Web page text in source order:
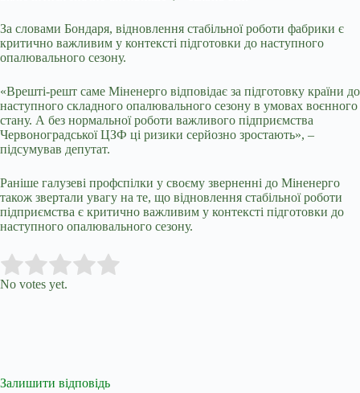
За словами Бондаря, відновлення стабільної роботи фабрики є
критично важливим у контексті підготовки до наступного
опалювального сезону.
«Врешті-решт саме Міненерго відповідає за підготовку країни до
наступного складного опалювального сезону в умовах воєнного
стану. А без нормальної роботи важливого підприємства
Червоноградської ЦЗФ ці ризики серйозно зростають», –
підсумував депутат.
Раніше галузеві профспілки у своєму зверненні до Міненерго
також звертали увагу на те, що відновлення стабільної роботи
підприємства є критично важливим у контексті підготовки до
наступного опалювального сезону.
Rate this item:
No votes yet.
Залишити відповідь